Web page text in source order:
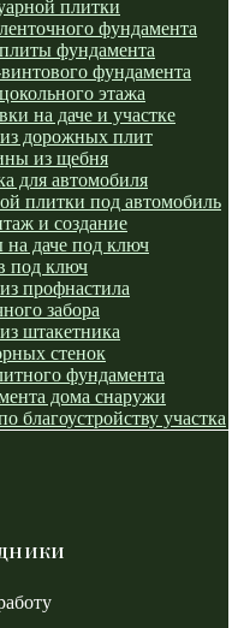
плитки
фундамента
фундамента
фундамента
этажа
на даче и участке
дорожных плит
из щебня
для автомобиля
плитки под автомобиль
и создание
даче под ключ
под ключ
профнастила
забора
штакетника
стенок
фундамента
дома снаружи
благоустройству участка